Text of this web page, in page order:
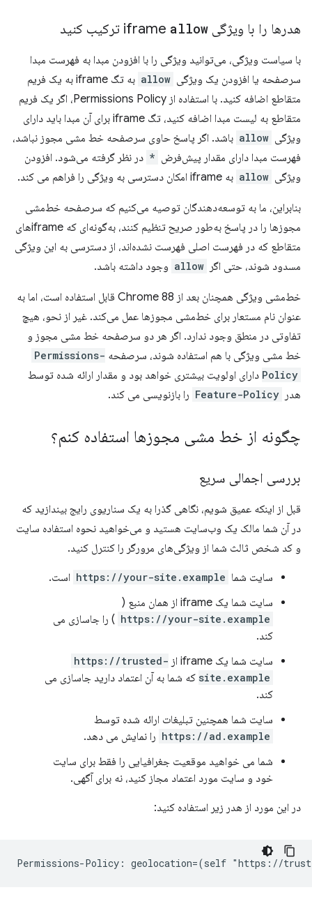
هدرها را با ویژگی iframe allow ترکیب کنید
با سیاست ویژگی، می‌توانید ویژگی را با افزودن مبدا به فهرست مبدا
سرصفحه یا افزودن یک ویژگی allow
به تگ iframe به یک فریم
متقاطع اضافه کنید. با استفاده از Permissions Policy، اگر یک فریم
متقاطع به لیست مبدا اضافه کنید، تگ iframe برای آن مبدا باید دارای
ویژگی allow باشد. اگر پاسخ حاوی سرصفحه خط مشی مجوز نباشد،
فهرست مبدا دارای مقدار پیش‌فرض * در نظر گرفته می‌شود. افزودن
ویژگی allow به iframe امکان دسترسی به ویژگی را فراهم می کند.
بنابراین، ما به توسعه‌دهندگان توصیه می‌کنیم که سرصفحه خط‌مشی
مجوزها را در پاسخ به‌طور صریح تنظیم کنند، به‌گونه‌ای که iframe‌های
متقاطع که در فهرست اصلی فهرست نشده‌اند، از دسترسی به این ویژگی
مسدود شوند، حتی اگر allow وجود داشته باشد.
خط‌مشی ویژگی همچنان بعد از Chrome 88 قابل استفاده است، اما به
عنوان نام مستعار برای خط‌مشی مجوزها عمل می‌کند. غیر از نحو، هیچ
تفاوتی در منطق وجود ندارد. اگر هر دو سرصفحه خط مشی مجوز و
خط مشی ویژگی با هم استفاده شوند، سرصفحه Permissions-
Policy دارای اولویت بیشتری خواهد بود و مقدار ارائه شده توسط
هدر Feature-Policy را بازنویسی می کند.
چگونه از خط مشی مجوزها استفاده کنم؟
بررسی اجمالی سریع
قبل از اینکه عمیق شویم، نگاهی گذرا به یک سناریوی رایج بیندازید که
در آن شما مالک یک وب‌سایت هستید و می‌خواهید نحوه استفاده سایت
و کد شخص ثالث شما از ویژگی‌های مرورگر را کنترل کنید.
سایت شما https://your-site.example است.
سایت شما یک iframe از همان منبع (
https://your-site.example ) را جاسازی می
کند.
سایت شما یک iframe از
https://trusted-
site.example که شما به آن اعتماد دارید جاسازی می
کند.
سایت شما همچنین تبلیغات ارائه شده توسط
https://ad.example را نمایش می دهد.
شما می خواهید موقعیت جغرافیایی را فقط برای سایت
خود و سایت مورد اعتماد مجاز کنید، نه برای آگهی.
در این مورد از هدر زیر استفاده کنید: